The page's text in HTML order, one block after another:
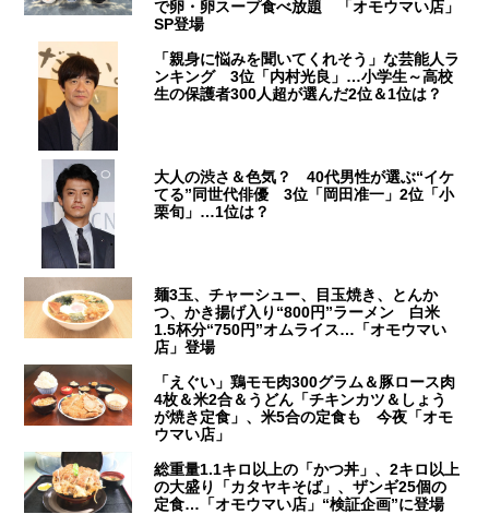
で卵・卵スープ食べ放題 「オモウマい店」
SP登場
「親身に悩みを聞いてくれそう」な芸能人ラ
ンキング 3位「内村光良」…小学生～高校
生の保護者300人超が選んだ2位＆1位は？
大人の渋さ＆色気？ 40代男性が選ぶ“イケ
てる”同世代俳優 3位「岡田准一」2位「小
栗旬」…1位は？
麺3玉、チャーシュー、目玉焼き、とんか
つ、かき揚げ入り“800円”ラーメン 白米
1.5杯分“750円”オムライス…「オモウマい
店」登場
「えぐい」鶏モモ肉300グラム＆豚ロース肉
4枚＆米2合＆うどん「チキンカツ＆しょう
が焼き定食」、米5合の定食も 今夜「オモ
ウマい店」
総重量1.1キロ以上の「かつ丼」、2キロ以上
の大盛り「カタヤキそば」、ザンギ25個の
定食…「オモウマい店」“検証企画”に登場